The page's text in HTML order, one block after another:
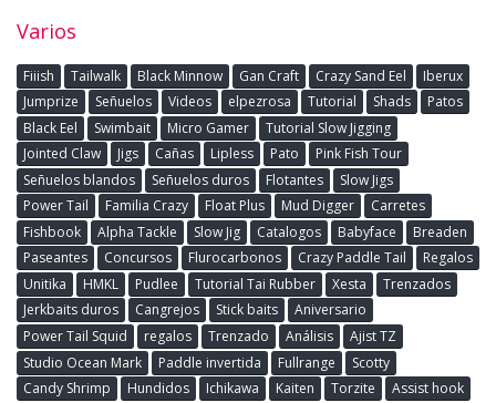
Varios
Fiiish Tailwalk Black Minnow Gan Craft Crazy Sand Eel
Iberux
Jumprize
Señuelos Videos elpezrosa Tutorial Shads
Patos
Black Eel
Swimbait Micro Gamer
Tutorial Slow Jigging
Jointed Claw
Jigs Cañas Lipless Pato
Pink Fish Tour
Señuelos blandos
Señuelos duros Flotantes
Slow Jigs
Power Tail
Familia Crazy Float Plus Mud Digger
Carretes
Fishbook
Alpha Tackle Slow Jig Catalogos Babyface
Breaden
Paseantes
Concursos Flurocarbonos Crazy Paddle Tail
Regalos
Unitika
HMKL Pudlee Tutorial Tai Rubber Xesta
Trenzados
Jerkbaits duros
Cangrejos Stick baits
Aniversario
Power Tail Squid
regalos Trenzado Análisis
Ajist TZ
Studio Ocean Mark
Paddle invertida Fullrange
Scotty
Candy Shrimp
Hundidos Ichikawa Kaiten Torzite
Assist hook